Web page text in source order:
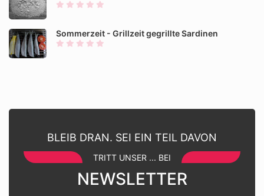
Sommerzeit - Grillzeit gegrillte Sardinen
BLEIB DRAN. SEI EIN TEIL DAVON
TRITT UNSER ... BEI
NEWSLETTER